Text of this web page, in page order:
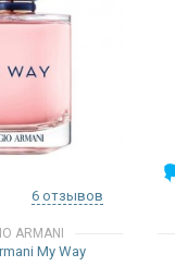
6 отзывов
ARMANI
My Way